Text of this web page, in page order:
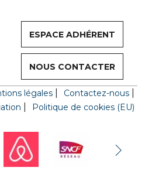
ESPACE ADHÉRENT
NOUS CONTACTER
légales
Contactez-nous
Politique de cookies (EU)